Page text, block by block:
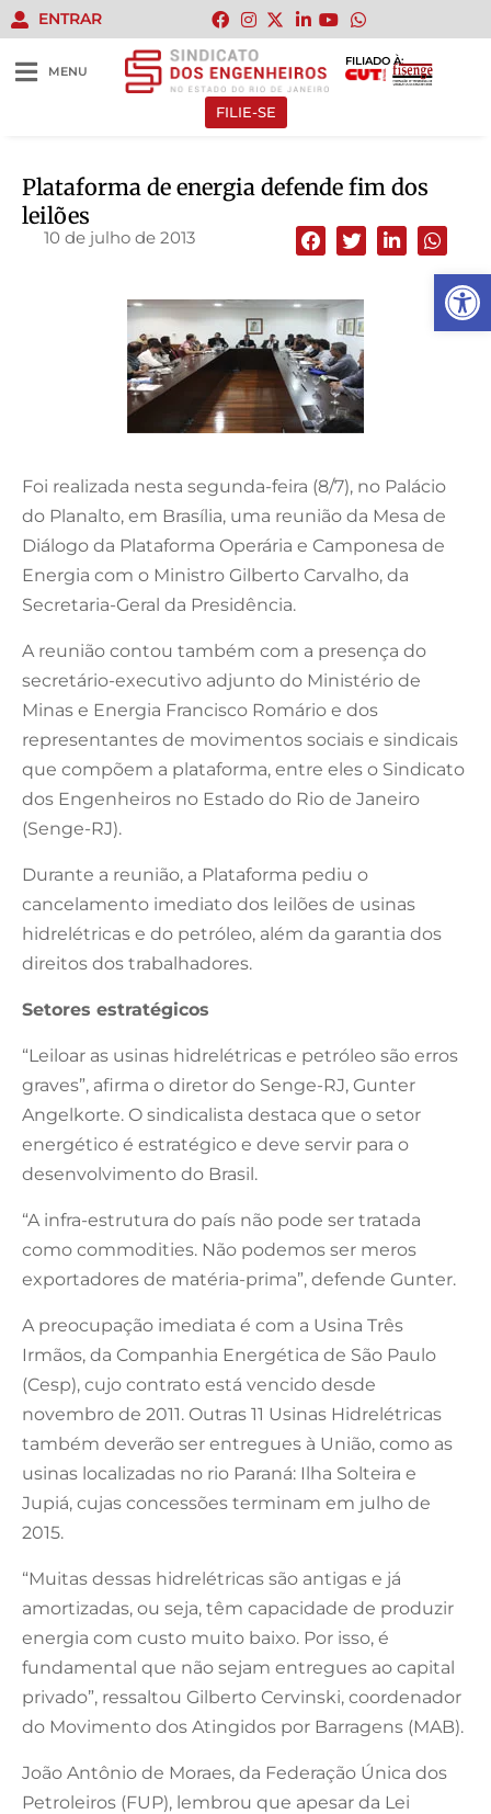
Abrir
ENTRAR
MENU
FILIADO À:
FILIE-SE
Plataforma de energia defende fim dos
leilões
10 de julho de 2013
Foi realizada nesta segunda-feira (8/7), no Palácio
do Planalto, em Brasília, uma reunião da Mesa de
Diálogo da Plataforma Operária e Camponesa de
Energia com o Ministro Gilberto Carvalho, da
Secretaria-Geral da Presidência.
A reunião contou também com a presença do
secretário-executivo adjunto do Ministério de
Minas e Energia Francisco Romário e dos
representantes de movimentos sociais e sindicais
que compõem a plataforma, entre eles o Sindicato
dos Engenheiros no Estado do Rio de Janeiro
(Senge-RJ).
Durante a reunião, a Plataforma pediu o
cancelamento imediato dos leilões de usinas
hidrelétricas e do petróleo, além da garantia dos
direitos dos trabalhadores.
Setores estratégicos
“Leiloar as usinas hidrelétricas e petróleo são erros
graves”, afirma o diretor do Senge-RJ, Gunter
Angelkorte. O sindicalista destaca que o setor
energético é estratégico e deve servir para o
desenvolvimento do Brasil.
“A infra-estrutura do país não pode ser tratada
como commodities. Não podemos ser meros
exportadores de matéria-prima”, defende Gunter.
A preocupação imediata é com a Usina Três
Irmãos, da Companhia Energética de São Paulo
(Cesp), cujo contrato está vencido desde
novembro de 2011. Outras 11 Usinas Hidrelétricas
também deverão ser entregues à União, como as
usinas localizadas no rio Paraná: Ilha Solteira e
Jupiá, cujas concessões terminam em julho de
2015.
“Muitas dessas hidrelétricas são antigas e já
amortizadas, ou seja, têm capacidade de produzir
energia com custo muito baixo. Por isso, é
fundamental que não sejam entregues ao capital
privado”, ressaltou Gilberto Cervinski, coordenador
do Movimento dos Atingidos por Barragens (MAB).
João Antônio de Moraes, da Federação Única dos
Petroleiros (FUP), lembrou que apesar da Lei